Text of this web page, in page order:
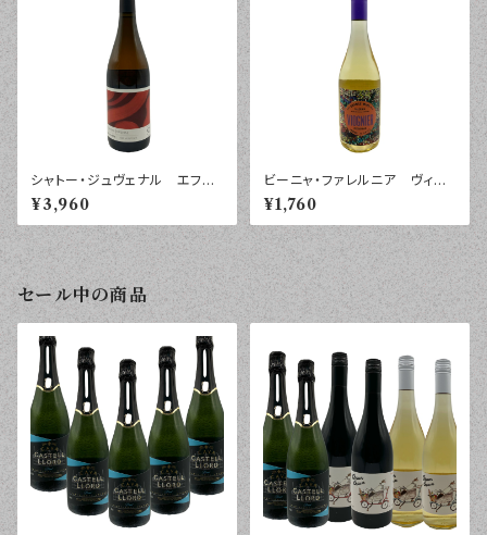
シャトー・ジュヴェナル エフェ
メール ヴァントゥー ２０２５
年 ７５０ｍｌ
¥3,960
ビーニャ・ファレルニア ヴィオ
ニエ レセルバ オレンジ エ
ルキ・ヴァレー ２０２４年 ７５
０ｍｌ
¥1,760
セール中の商品